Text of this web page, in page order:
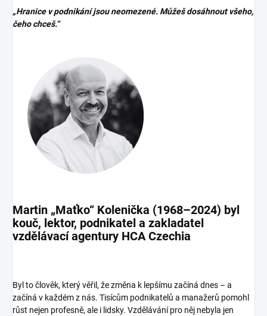
„Hranice v podnikání jsou neomezené. Můžeš dosáhnout všeho,
čeho chceš.“
Martin „Maťko“ Kolenička (1968–2024) byl
kouč, lektor, podnikatel a zakladatel
vzdělávací agentury HCA Czechia
Byl to člověk, který věřil, že změna k lepšímu začíná dnes – a
začíná v každém z nás. Tisícům podnikatelů a manažerů pomohl
růst nejen profesně, ale i lidsky. Vzdělávání pro něj nebyla jen